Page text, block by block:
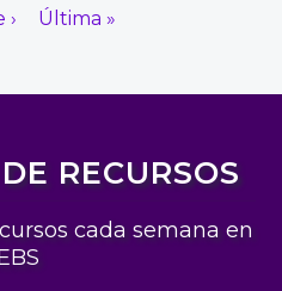
›
Última »
RECURSOS
cada semana en